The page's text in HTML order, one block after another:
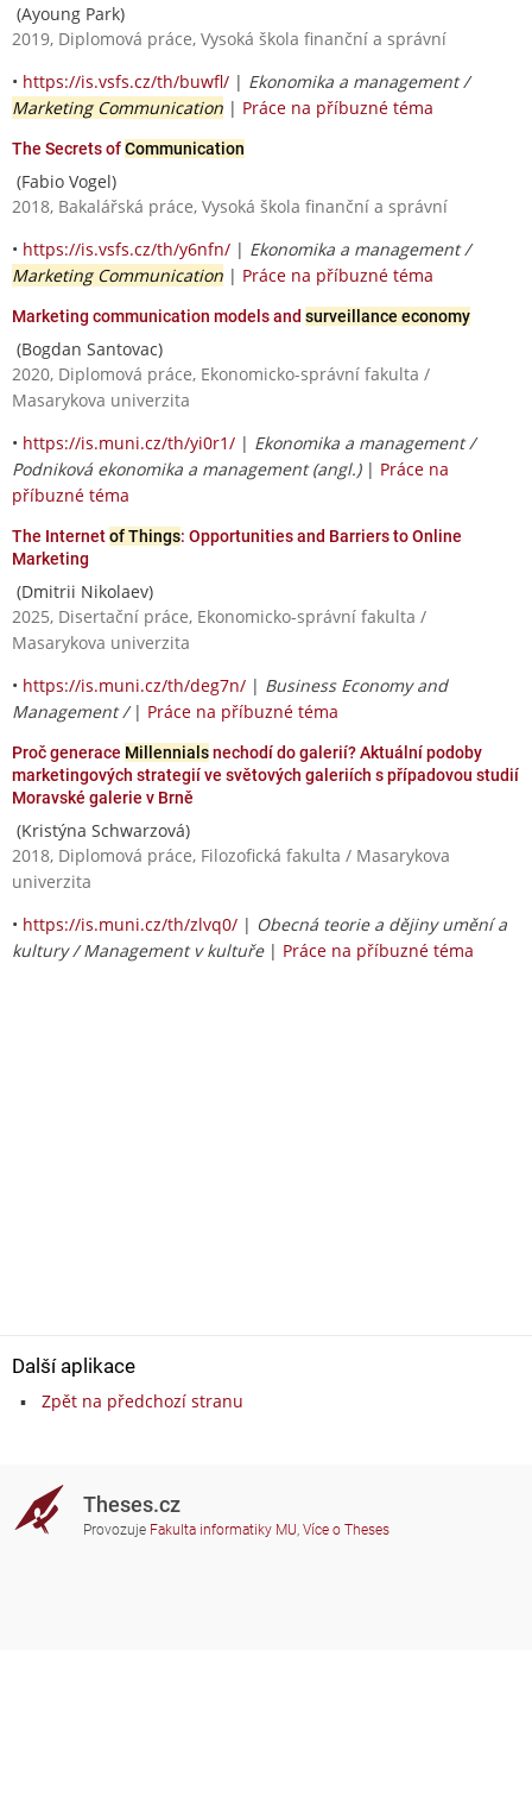
(Ayoung Park)
2019, Diplomová práce, Vysoká škola finanční a správní
• https://is.vsfs.cz/th/buwfl/ | Ekonomika a management /
Marketing Communication | Práce na příbuzné téma
The Secrets ofCommunication
(Fabio Vogel)
2018, Bakalářská práce, Vysoká škola finanční a správní
• https://is.vsfs.cz/th/y6nfn/ | Ekonomika a management /
Marketing Communication | Práce na příbuzné téma
Marketing communication models and surveillance economy
(Bogdan Santovac)
2020, Diplomová práce, Ekonomicko-správní fakulta /
Masarykova univerzita
• https://is.muni.cz/th/yi0r1/ | Ekonomika a management /
Podniková ekonomika a management (angl.)| Práce na
příbuzné téma
The Internetof Things: Opportunities and Barriers to Online
Marketing
(Dmitrii Nikolaev)
2025, Disertační práce, Ekonomicko-správní fakulta /
Masarykova univerzita
• https://is.muni.cz/th/deg7n/ | Business Economy and
Management / | Práce na příbuzné téma
Proč generace Millennialsnechodí do galerií? Aktuální podoby
marketingových strategií ve světových galeriích s případovou studií
Moravské galerie v Brně
(Kristýna Schwarzová)
2018, Diplomová práce, Filozofická fakulta / Masarykova
univerzita
• https://is.muni.cz/th/zlvq0/ | Obecná teorie a dějiny umění a
kultury / Management v kultuře| Práce na příbuzné téma
Další aplikace
Zpět na předchozí stranu
Theses.cz
Provozuje Fakulta informatiky MU, Více o Theses